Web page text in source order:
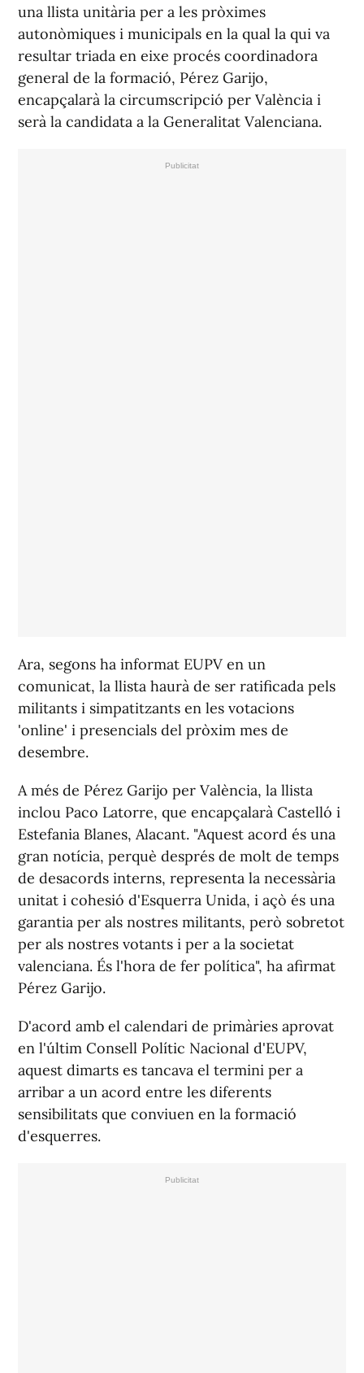
una llista unitària per a les pròximes
autonòmiques i municipals en la qual la qui va
resultar triada en eixe procés coordinadora
general de la formació, Pérez Garijo,
encapçalarà la circumscripció per València i
serà la candidata a la Generalitat Valenciana.
Ara, segons ha informat EUPV en un
comunicat, la llista haurà de ser ratificada pels
militants i simpatitzants en les votacions
'online' i presencials del pròxim mes de
desembre.
A més de Pérez Garijo per València, la llista
inclou Paco Latorre, que encapçalarà Castelló i
Estefania Blanes, Alacant. "Aquest acord és una
gran notícia, perquè després de molt de temps
de desacords interns, representa la necessària
unitat i cohesió d'Esquerra Unida, i açò és una
garantia per als nostres militants, però sobretot
per als nostres votants i per a la societat
valenciana. És l'hora de fer política", ha afirmat
Pérez Garijo.
D'acord amb el calendari de primàries aprovat
en l'últim Consell Polític Nacional d'EUPV,
aquest dimarts es tancava el termini per a
arribar a un acord entre les diferents
sensibilitats que conviuen en la formació
d'esquerres.